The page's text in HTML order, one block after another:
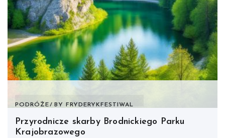
PODRÓŻE BY FRYDERYKFESTIWAL
Przyrodnicze skarby Brodnickiego Parku
Krajobrazowego